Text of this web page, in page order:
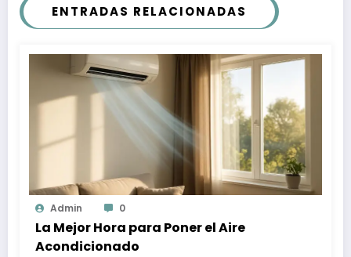
ENTRADAS RELACIONADAS
Admin 0
La Mejor Hora para Poner el Aire
Acondicionado